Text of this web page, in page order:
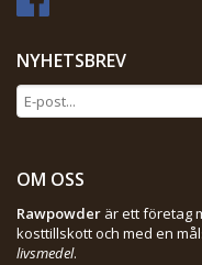
NYHETSBREV
OM OSS
Rawpowder är ett företag
kosttillskott och med en
livsmedel.